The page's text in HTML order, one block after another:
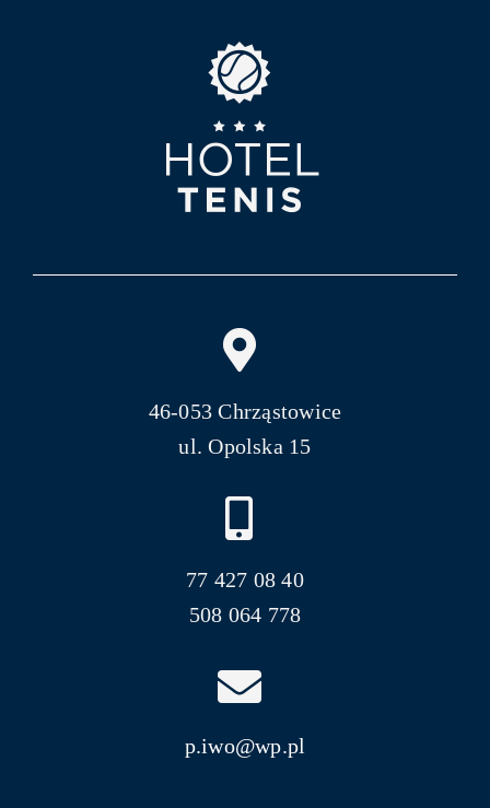
46-053 Chrząstowice
ul. Opolska 15
77 427 08 40
508 064 778
p.iwo@wp.pl